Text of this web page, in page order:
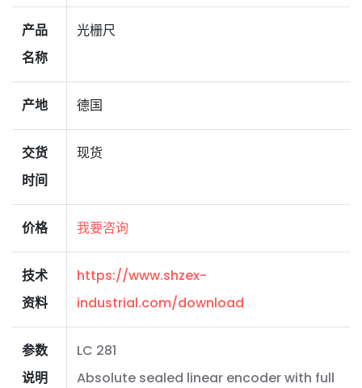
产品
名称
光栅尺
产地 德国
交货
时间
现货
价格 我要咨询
技术
资料
https://www.shzex-
industrial.com/download
参数
说明
LC 281
Absolute sealed linear encoder with full